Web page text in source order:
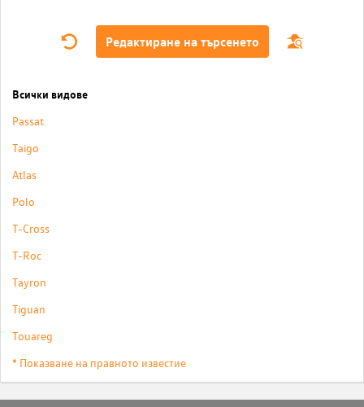
Редактиране на търсенето
Всички видове
Passat
Taigo
Atlas
Polo
T-Cross
T-Roc
Tayron
Tiguan
Touareg
* Показване на правното известие